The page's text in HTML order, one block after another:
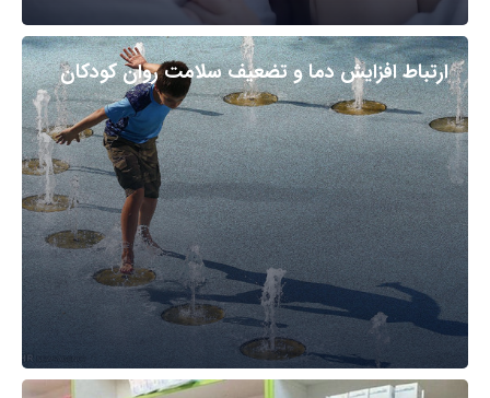
ارتباط افزایش دما و تضعیف سلامت روان کودکان